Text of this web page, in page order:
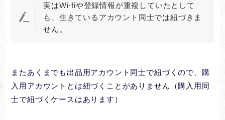
実はWi-fiや登録情報が重複していたとして
も、生きているアカウント同士では紐づきま
せん。
またあくまでも出品用アカウント同士で紐づくので、購
入用アカウントとは紐づくことがありません（購入用同
士で紐づくケースはあります）